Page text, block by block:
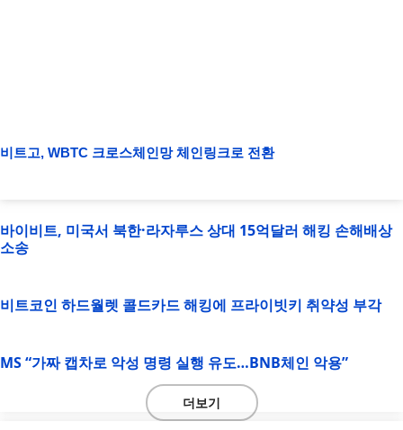
비트고, WBTC 크로스체인망 체인링크로 전환
바이비트, 미국서 북한·라자루스 상대 15억달러 해킹 손해배상
소송
비트코인 하드월렛 콜드카드 해킹에 프라이빗키 취약성 부각
MS “가짜 캡차로 악성 명령 실행 유도…BNB체인 악용”
더보기